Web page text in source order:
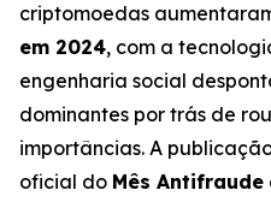
criptomoedas
em 2024, com a
engenharia social
dominantes por trás de
importâncias. A
oficial do Mês Antifraude